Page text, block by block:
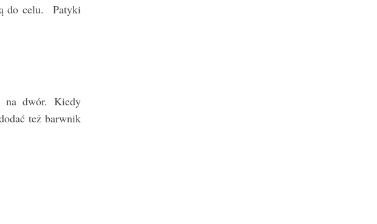
do celu. Patyki
na dwór. Kiedy
też barwnik